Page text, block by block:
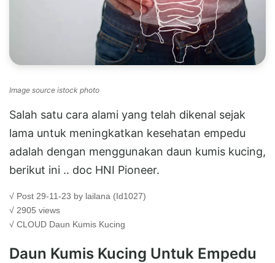
Image source istock photo
Salah satu cara alami yang telah dikenal sejak
lama untuk meningkatkan kesehatan empedu
adalah dengan menggunakan daun kumis kucing,
berikut ini .. doc HNI Pioneer.
√ Post 29-11-23 by lailana (Id1027)
√ 2905 views
√ CLOUD Daun Kumis Kucing
Daun Kumis Kucing Untuk Empedu